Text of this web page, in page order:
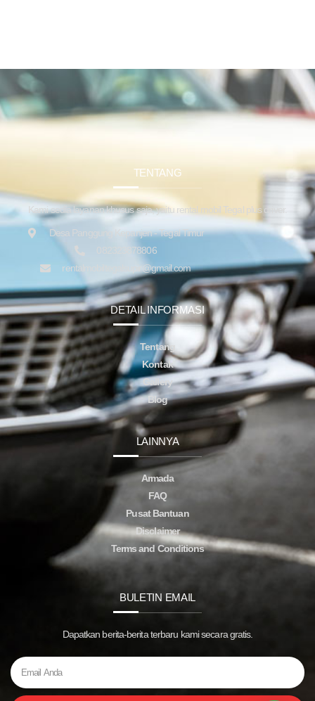
TENTANG
Kami sedia layanan khusus saja, yaitu rental mobil Tegal plus driver.
Desa Panggung Kepanjen - Tegal Timur
082323878806
rentalmobiltegalsupir@gmail.com
DETAIL INFORMASI
Tentang
Kontak
Gallery
Blog
LAINNYA
Armada
FAQ
Pusat Bantuan
Disclaimer
Terms and Conditions
BULETIN EMAIL
Dapatkan berita-berita terbaru kami secara gratis.